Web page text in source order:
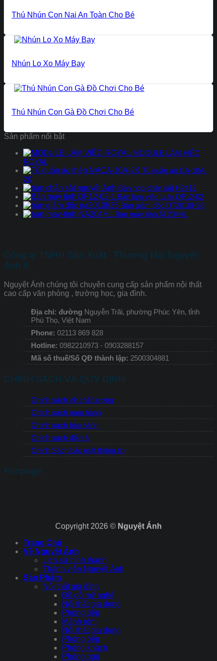
Thú Nhún Con Nai An Toàn Cho Bé
Nhún Lo Xo Máy Bay
Thú Nhún Con Gà Đồ Chơi Cho Bé
Sản phẩm nổi bật
MODULE LÀM VIỆC
ROYAL
Tủ quần áo CA-10A-
2K
Bàn họp chân sắt H2412
Bàn làm việc Lufa DF12-02
Bàn giám đốc DT2010H35
Bàn máy tính AT204HL
Công ty TNHH Sản Xuất - Thương Mại Nguyệt
Ánh II
Nguyệt Ánh chúng tôi chuyên cung cấp sản phẩm nội thất
cao cấp văn phòng , trường học, gia đình.
Địa chỉ: đường Nguyễn Trãi, phường Phúc Yên, tỉnh
Phú Thọ, Việt Nam
Phone: 02113 869 828
Hotline: 0982210973 - 0903288157
Mã số thuế/Số QĐ thành lập: 2500304881
CHÍNH SÁCH VÀ QUY ĐỊNH
Chính sách về chất lượng
Chính sách mua hàng
Chính sách bảo hành
Chính sách đổi trả
Chính Sách bảo mật thông tin
Fanpage
Copyright 2026 © Nguyệt Ánh
Trang Chủ
Về Nguyệt Ánh
Lịch sử hình thành
Thành viên Nguyệt Ánh
Sản Phẩm
Nội thất gia đình
Đồ gỗ mỹ nghệ
Nội thất gia dụng
Phòng bếp
Mành rèm
Nội thất gia dụng
Phòng bếp
Phòng khách
Phòng ngủ